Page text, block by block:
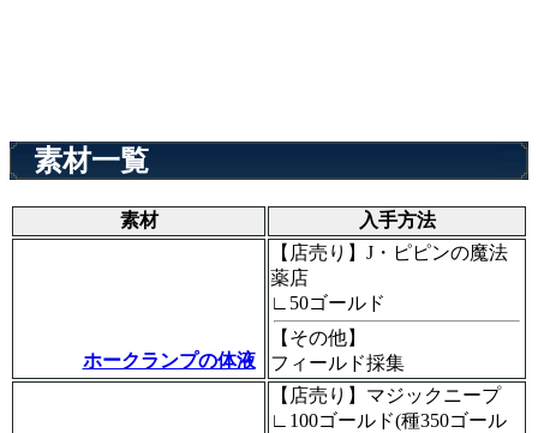
素材一覧
素材 入手方法
ホークランプの体液
【店売り】J・ピピンの魔法
薬店
∟50ゴールド
【その他】
フィールド採集
【店売り】マジックニープ
∟100ゴールド(種350ゴール